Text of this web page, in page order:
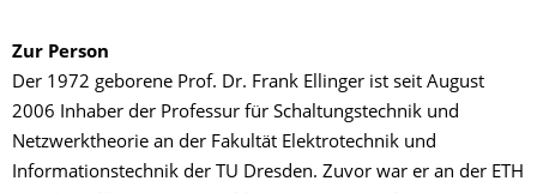
Zur Person
Der 1972 geborene Prof. Dr. Frank Ellinger ist seit August
2006 Inhaber der Professur für Schaltungstechnik und
Netzwerktheorie an der Fakultät Elektrotechnik und
Informationstechnik der TU Dresden. Zuvor war er an der ETH